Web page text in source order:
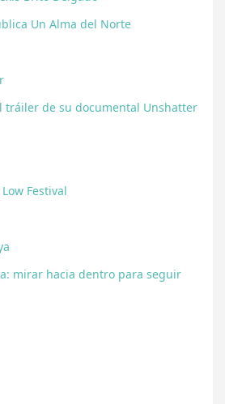
Un Alma del Norte
tráiler de su documental Unshatter
Festival
mirar hacia dentro para seguir